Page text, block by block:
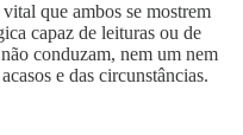
que ambos se mostrem
capaz de leituras ou de
conduzam, nem um nem
e das circunstâncias.